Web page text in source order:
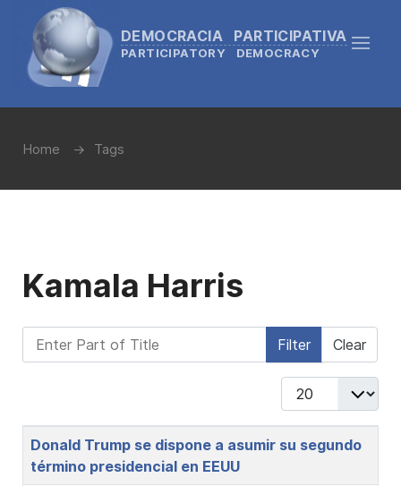
DEMOCRACIA PARTICIPATIVA
PARTICIPATORY DEMOCRACY
Home Tags
Kamala Harris
Enter Part of Title Filter Clear
Display #
Title
Donald Trump se dispone a asumir su segundo
término presidencial en EEUU